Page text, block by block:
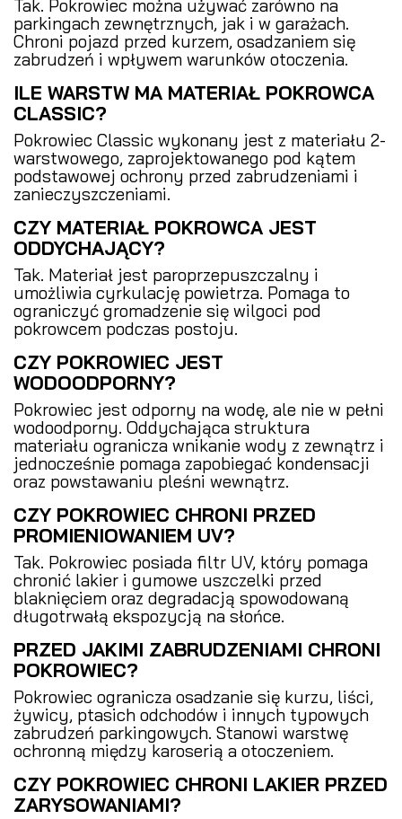
Tak. Pokrowiec można używać zarówno na
parkingach zewnętrznych, jak i w garażach.
Chroni pojazd przed kurzem, osadzaniem się
zabrudzeń i wpływem warunków otoczenia.
ILE WARSTW MA MATERIAŁ POKROWCA
CLASSIC?
Pokrowiec Classic wykonany jest z materiału 2-
warstwowego, zaprojektowanego pod kątem
podstawowej ochrony przed zabrudzeniami i
zanieczyszczeniami.
CZY MATERIAŁ POKROWCA JEST
ODDYCHAJĄCY?
Tak. Materiał jest paroprzepuszczalny i
umożliwia cyrkulację powietrza. Pomaga to
ograniczyć gromadzenie się wilgoci pod
pokrowcem podczas postoju.
CZY POKROWIEC JEST
WODOODPORNY?
Pokrowiec jest odporny na wodę, ale nie w pełni
wodoodporny. Oddychająca struktura
materiału ogranicza wnikanie wody z zewnątrz i
jednocześnie pomaga zapobiegać kondensacji
oraz powstawaniu pleśni wewnątrz.
CZY POKROWIEC CHRONI PRZED
PROMIENIOWANIEM UV?
Tak. Pokrowiec posiada filtr UV, który pomaga
chronić lakier i gumowe uszczelki przed
blaknięciem oraz degradacją spowodowaną
długotrwałą ekspozycją na słońce.
PRZED JAKIMI ZABRUDZENIAMI CHRONI
POKROWIEC?
Pokrowiec ogranicza osadzanie się kurzu, liści,
żywicy, ptasich odchodów i innych typowych
zabrudzeń parkingowych. Stanowi warstwę
ochronną między karoserią a otoczeniem.
CZY POKROWIEC CHRONI LAKIER PRZED
ZARYSOWANIAMI?